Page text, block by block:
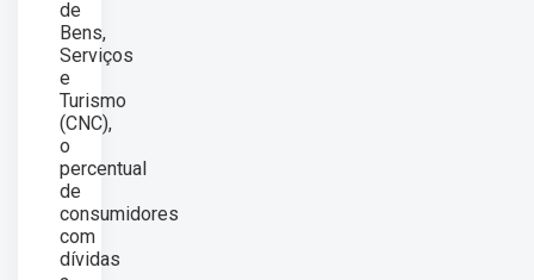
de
Bens,
Serviços
e
Turismo
(CNC),
o
percentual
de
consumidores
com
dívidas